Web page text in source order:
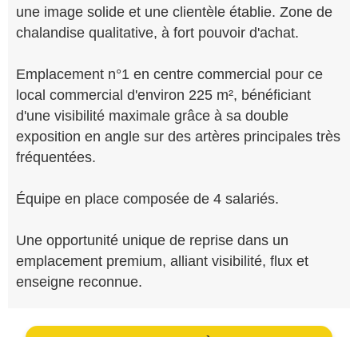
une image solide et une clientèle établie. Zone de
chalandise qualitative, à fort pouvoir d'achat.
Emplacement n°1 en centre commercial pour ce
local commercial d'environ 225 m², bénéficiant
d'une visibilité maximale grâce à sa double
exposition en angle sur des artères principales très
fréquentées.
Équipe en place composée de 4 salariés.
Une opportunité unique de reprise dans un
emplacement premium, alliant visibilité, flux et
enseigne reconnue.